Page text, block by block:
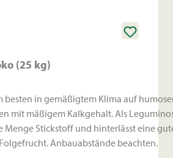
(25 kg)
besten in gemäßigtem Klima auf
mit mäßigem Kalkgehalt. Als
Bodengare für die Folgefrucht. Anbauabstände beachten.